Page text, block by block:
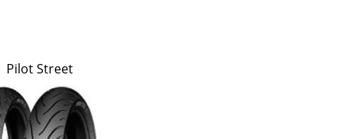
Pilot Street